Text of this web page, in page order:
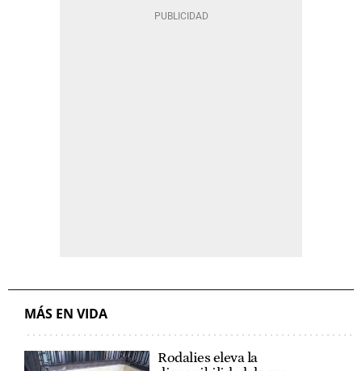
MÁS EN VIDA
Rodalies eleva la